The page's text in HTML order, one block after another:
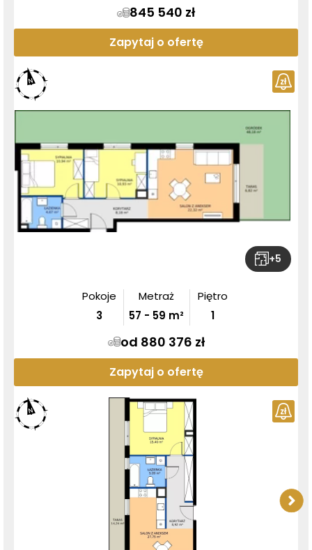
845 540 zł
Zapytaj o ofertę
+5
Pokoje
3
Metraż
57 - 59 m²
Piętro
1
od 880 376 zł
Zapytaj o ofertę